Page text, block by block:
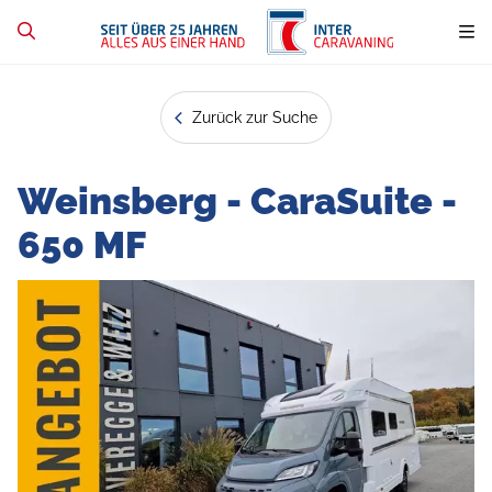
Zurück zur Suche
Weinsberg - CaraSuite -
650 MF